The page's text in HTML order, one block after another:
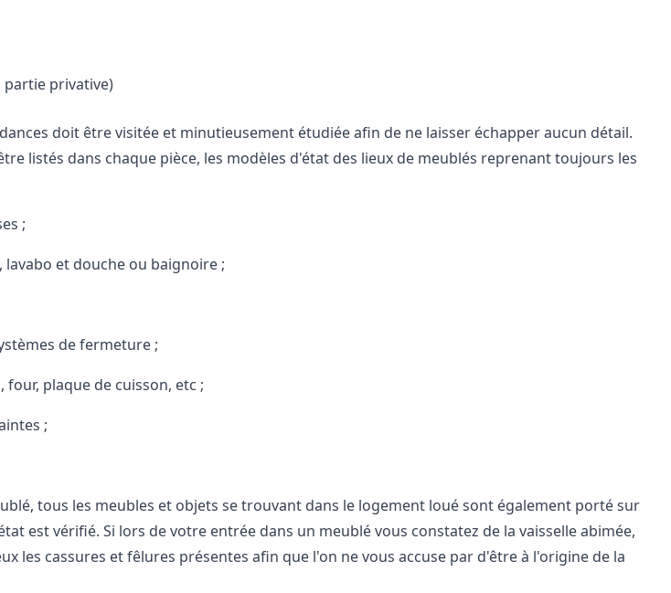
privative)
doit être visitée et minutieusement étudiée afin de ne laisser échapper aucun détail.
listés dans chaque pièce, les modèles d'état des lieux de meublés reprenant toujours les
;
et douche ou baignoire ;
de fermeture ;
plaque de cuisson, etc ;
;
tous les meubles et objets se trouvant dans le logement loué sont également porté sur
est vérifié. Si lors de votre entrée dans un meublé vous constatez de la vaisselle abimée,
les cassures et fêlures présentes afin que l'on ne vous accuse par d'être à l'origine de la